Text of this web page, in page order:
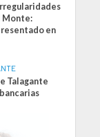
Monte:
en
Talagante